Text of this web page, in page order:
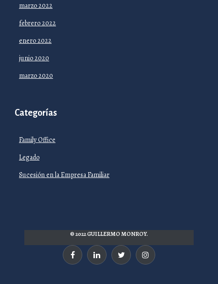
marzo 2022
febrero 2022
enero 2022
junio 2020
marzo 2020
Categorías
Family Office
Legado
Sucesión en la Empresa Familiar
© 2022 GUILLERMO MONROY.